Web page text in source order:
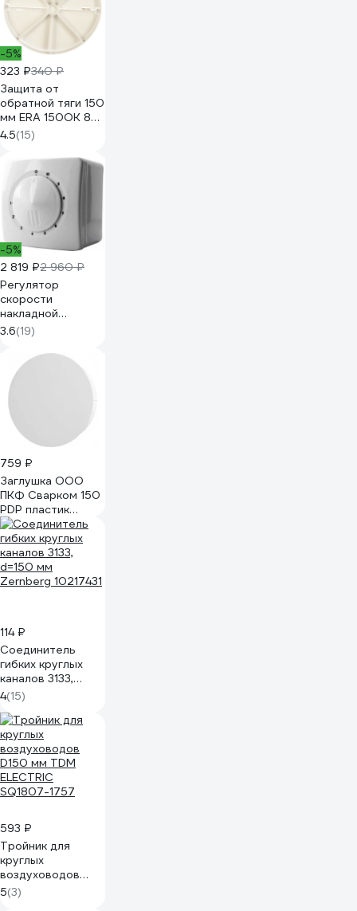
-5%
323 ₽340 ₽
Защита от
обратной тяги 150
мм ERA 150ОК 87-
623
4.5(15)
-5%
2 819 ₽2 960 ₽
Регулятор
скорости
накладной
монтаж,
максимальный ток
нагрузки 2,5 А ERA
РС-Н 2,5А 87-628
3.6(19)
759 ₽
Заглушка ООО
ПКФ Сварком 150
PDP пластик
(уп/2шт) СанТех
s075607
114 ₽
Соединитель
гибких круглых
каналов 3133,
d=150 мм
Zernberg 10217431
4(15)
593 ₽
Тройник для
круглых
воздуховодов
D150 мм TDM
ELECTRIC
5(3)